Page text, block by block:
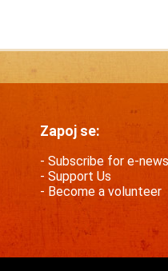
Zapoj se:
Subscribe for e-news
Support Us
Become a volunteer